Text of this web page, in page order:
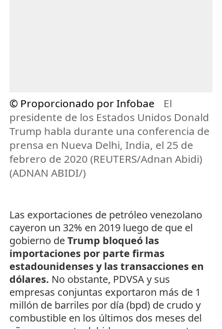
© Proporcionado por Infobae
El
presidente de los Estados Unidos Donald
Trump habla durante una conferencia de
prensa en Nueva Delhi, India, el 25 de
febrero de 2020 (REUTERS/Adnan Abidi)
(ADNAN ABIDI/)
Las exportaciones de petróleo venezolano
cayeron un 32% en 2019 luego de que el
gobierno deTrump bloqueó las
importaciones por parte firmas
estadounidenses y las transacciones en
dólares. No obstante, PDVSA y sus
empresas conjuntas exportaron más de 1
millón de barriles por día (bpd) de crudo y
combustible en los últimos dos meses del